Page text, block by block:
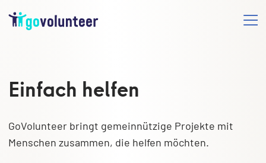
Einfach helfen
GoVolunteer bringt gemeinnützige Projekte mit
Menschen zusammen, die helfen möchten.